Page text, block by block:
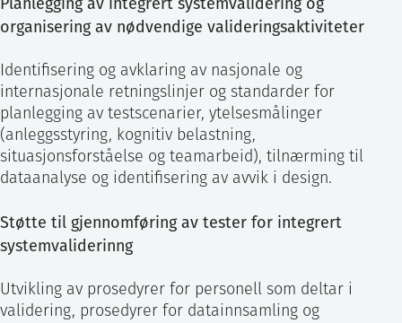
organisering av nødvendige valideringsaktiviteter
Identifisering og avklaring av nasjonale og
internasjonale retningslinjer og standarder for
planlegging av testscenarier, ytelsesmålinger
(anleggsstyring, kognitiv belastning,
situasjonsforståelse og teamarbeid), tilnærming til
dataanalyse og identifisering av avvik i design.
Støtte til gjennomføring av tester for integrert
systemvaliderinng
Utvikling av prosedyrer for personell som deltar i
validering, prosedyrer for datainnsamling og